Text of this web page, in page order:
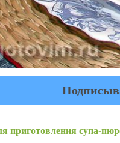
приготовления супа-